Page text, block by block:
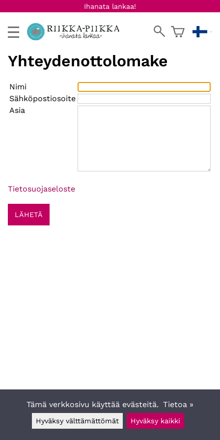
Ihanata lankaa!
Yhteydenottolomake
Nimi
Sähköpostiosoite
Asia
Tietosuojaseloste
Tämä verkkosivu käyttää evästeitä. Tietoa »
Hyväksy välttämättömät Hyväksy kaikki